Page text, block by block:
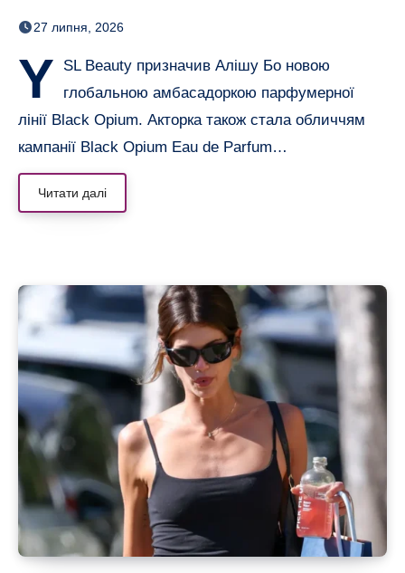
ароматом полуниці, кави й
27 липня, 2026
Y
SL Beauty призначив Алішу Бо новою
глобальною амбасадоркою парфумерної
лінії Black Opium. Акторка також стала обличчям
кампанії Black Opium Eau de Parfum…
Читати далі